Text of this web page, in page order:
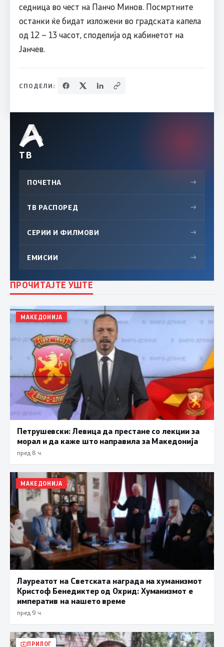
седница во чест на Панчо Минов. Посмртните
останки ќе бидат изложени во градската капела
од 12 – 13 часот, споделија од кабинетот на
Јанчев.
СПОДЕЛИ:
ТВ
ПОЧЕТНА →
ТВ РАСПОРЕД →
СЕРИИ И ФИЛМОВИ →
ЕМИСИИ →
ПРОЧИТАЈТЕ УШТЕ
МАКЕДОНИЈА
Петрушевски: Левица да престане со лекции за
морал и да каже што направила за Македонија
пред 8 ч.
МАКЕДОНИЈА
Лауреатот на Светската награда на хуманизмот
Кристоф Бенедиктер од Охрид: Хуманизмот е
императив на нашето време
пред 9 ч.
ПРИЛОГ